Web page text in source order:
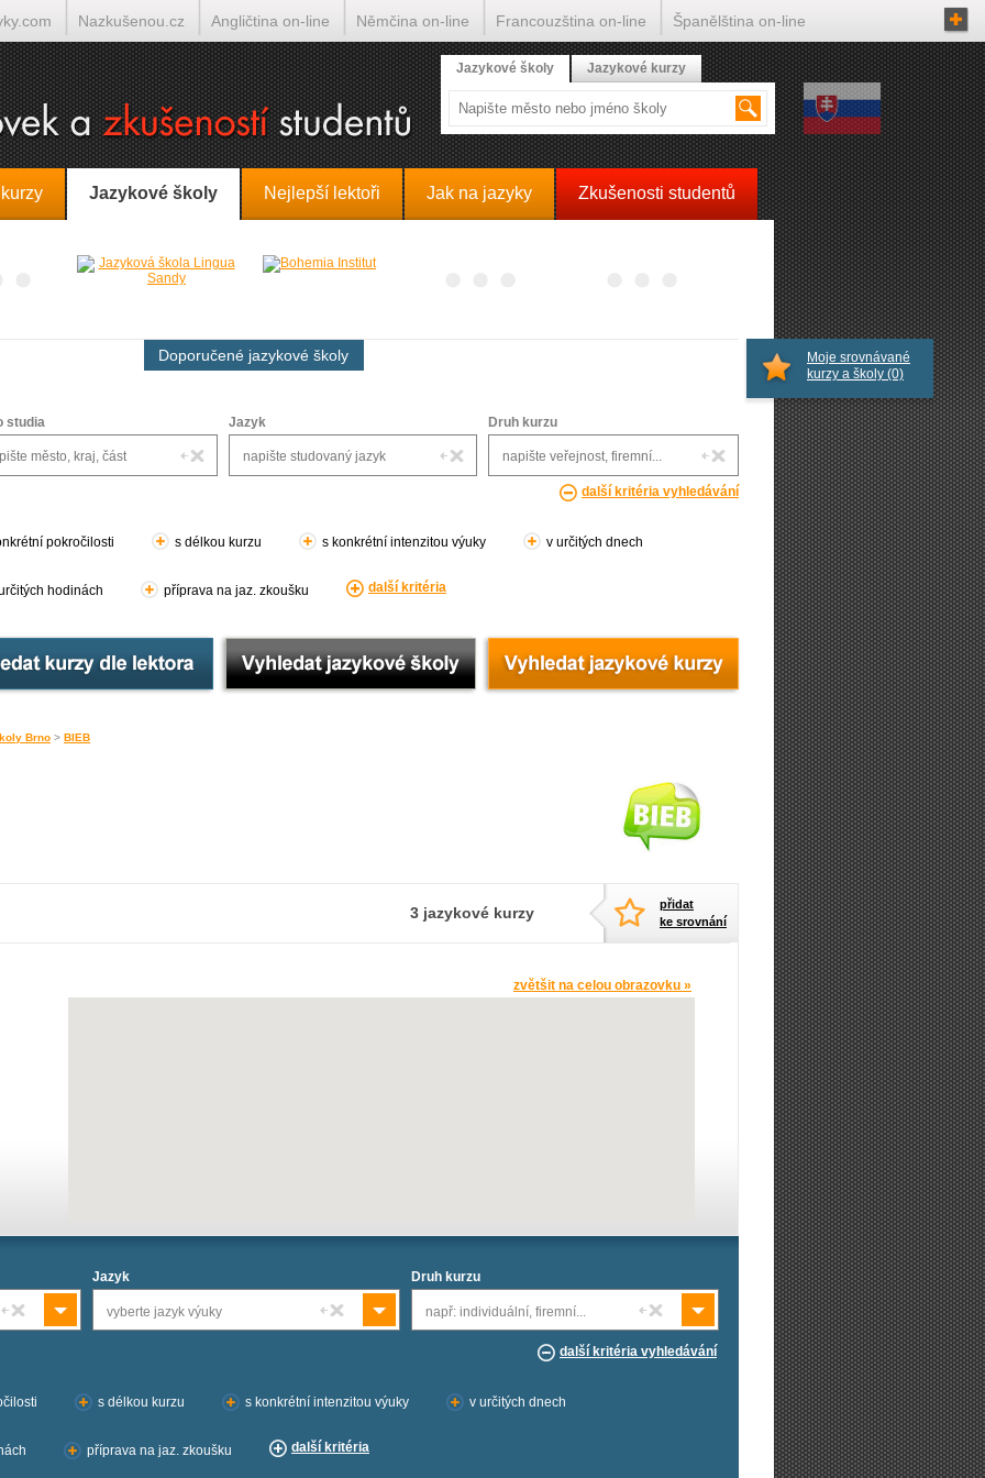
Jazykové školy Nejlepší lektoři Jak na jazyky Zkušenosti studentů
Doporučené jazykové školy
studia Jazyk Druh kurzu
další kritéria vyhledávání
pokročilosti s délkou kurzu s konkrétní intenzitou výuky v určitých dnech
hodinách příprava na jaz. zkoušku další kritéria
Brno > BIEB
3 jazykové kurzy
přidat
ke srovnání
zvětšit na celou obrazovku »
Jazyk
vyberte jazyk výuky
Druh kurzu
např: individuální, firemní...
další kritéria vyhledávání
s délkou kurzu s konkrétní intenzitou výuky v určitých dnech
příprava na jaz. zkoušku další kritéria
Moje srovnávané
kurzy a školy (0)
Jazykové školy Jazykové kurzy
Nazkušenou.cz Angličtina on-line Němčina on-line Francouzština on-line Španělština on-line